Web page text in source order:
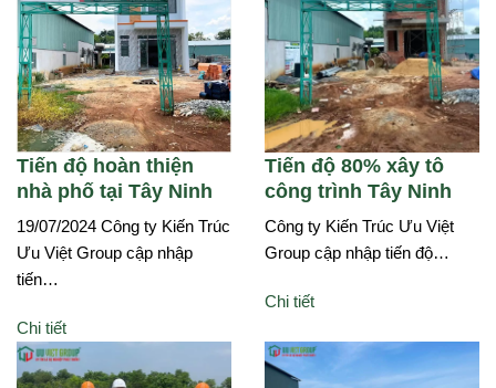
Tiến độ hoàn thiện
nhà phố tại Tây Ninh
19/07/2024 Công ty Kiến Trúc
Ưu Việt Group cập nhập
tiến…
Chi tiết
Tiến độ 80% xây tô
công trình Tây Ninh
Công ty Kiến Trúc Ưu Việt
Group cập nhập tiến độ…
Chi tiết